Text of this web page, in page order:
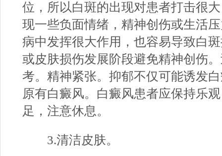
位，所以白斑的出现对患者打击很
现一些负面情绪，精神创伤或生活
病中发挥很大作用，也容易导致白
或皮肤损伤发展阶段避免精神创伤
考。精神紧张。抑郁不仅可能诱发
原有白癜风。白癜风患者应保持乐
足，注意休息。
3.清洁皮肤。